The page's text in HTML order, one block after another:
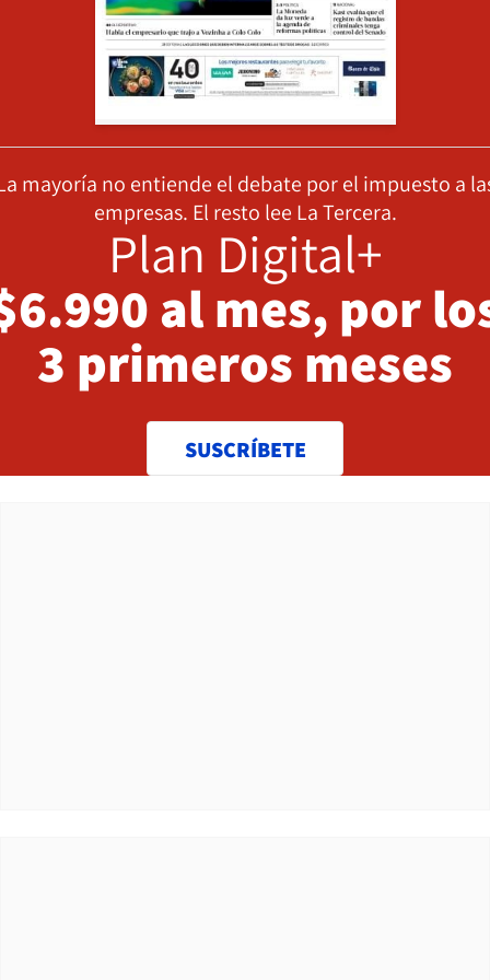
mayoría no entiende el debate por el impuesto a
empresas. El resto lee La Tercera.
Plan Digital+
al mes, por
3 primeros meses
SUSCRÍBETE